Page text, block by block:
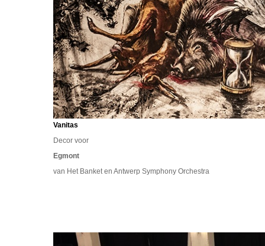
Vanitas
Decor voor
Egmont
van Het Banket en Antwerp Symphony Orchestra